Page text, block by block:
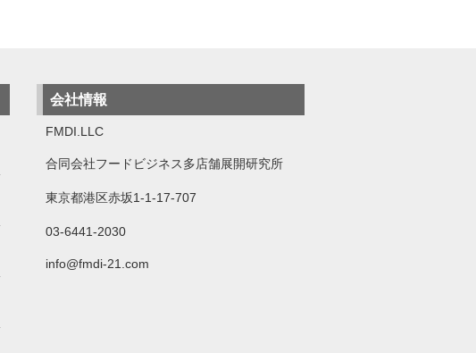
会社情報
FMDI.LLC
合同会社フードビジネス多店舗展開研究所
東京都港区赤坂1-1-17-707
03-6441-2030
info@fmdi-21.com